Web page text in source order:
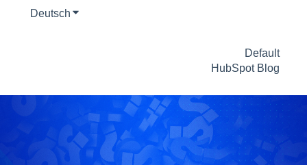
Deutsch Untermenü für Übersetzungen anzeigen
Default
HubSpot Blog